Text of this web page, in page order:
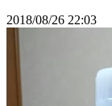
2018/08/26 22:03